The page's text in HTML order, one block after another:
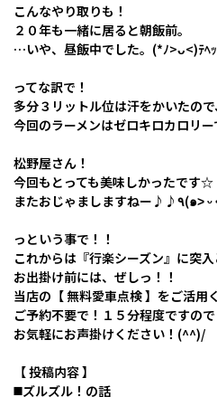
こんなやり取りも！
２０年も一緒に居ると朝飯前。
…いや、昼飯中でした。(*ﾉ>ᴗ<)ﾃﾍｯ
ってな訳で！
多分３リットル位は汗をかいたので
今回のラーメンはゼロキロカロリ
松野屋さん！
今回もとっても美味しかったです☆
っという事で！！
これからは『行楽シーズン』に突入
お出掛け前には、ぜしっ！！
当店の【 無料愛車点検 】をご活
ご予約不要で！１５分程度ですので
お気軽にお声掛けください！(^^)/
【 投稿内容 】
◼️ズルズル！の話